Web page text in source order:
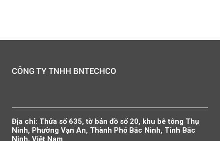
CÔNG TY TNHH BNTECHCO
Địa chỉ: Thửa số 635, tờ bản đồ số 20, khu bê tông Thụ
Ninh, Phường Vạn An, Thành Phố Bắc Ninh, Tỉnh Bắc
Ninh, Việt Nam